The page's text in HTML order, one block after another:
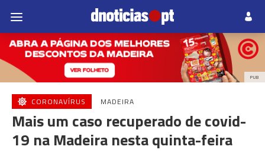
PUB
CORONAVÍRUS MADEIRA
Mais um caso recuperado de covid-
19 na Madeira nesta quinta-feira